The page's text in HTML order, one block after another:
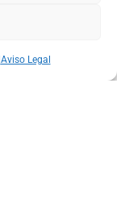
Aviso Legal